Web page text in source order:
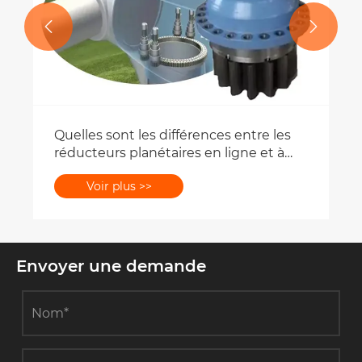
Quelles sont les différences entre les
réducteurs planétaires en ligne et à
angle droit ?
Voir plus >>
 
Envoyer une demande